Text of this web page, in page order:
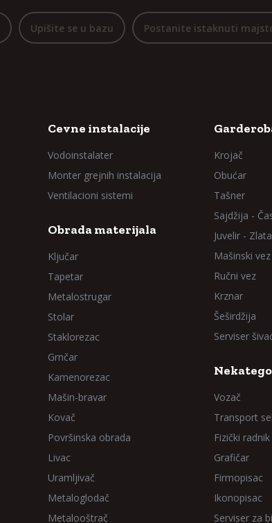
Upišite se u bazu Postanite istaknuti
Cevne instalacije
Vodoinstalater
Monter grejnih instalacija
Ventilacioni sistemi
Obrada materijala
Ključar
Tapetar
Metalostrugar
Stolar
Staklorezac
Grnčar
Kamenorezac
Mašin-bravar
Kovač
Površinska obrada
Livac
Uramljivač
Metaloglodač
Metalooštrač
Krojač
Obućar
Tašner
Sajdžija -
Juvelir -
Mašinski vez
Ručni vez
Krznar
Šeširdžija
Serviser
Vozač
Transport
Fizički radnik
Grafičar
Firmopisac
Ikonopisac
Serviser za